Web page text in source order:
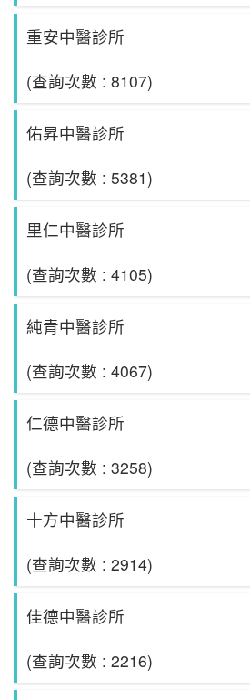
重安中醫診所
(查詢次數 : 8107)
佑昇中醫診所
(查詢次數 : 5381)
里仁中醫診所
(查詢次數 : 4105)
純青中醫診所
(查詢次數 : 4067)
仁德中醫診所
(查詢次數 : 3258)
十方中醫診所
(查詢次數 : 2914)
佳德中醫診所
(查詢次數 : 2216)